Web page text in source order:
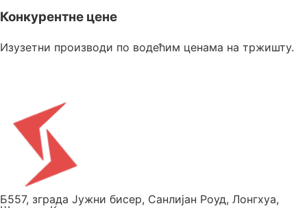
Конкурентне цене
Изузетни производи по водећим ценама на тржишту.
Б557, зграда Јужни бисер, Санлијан Роуд, Лонгхуа,